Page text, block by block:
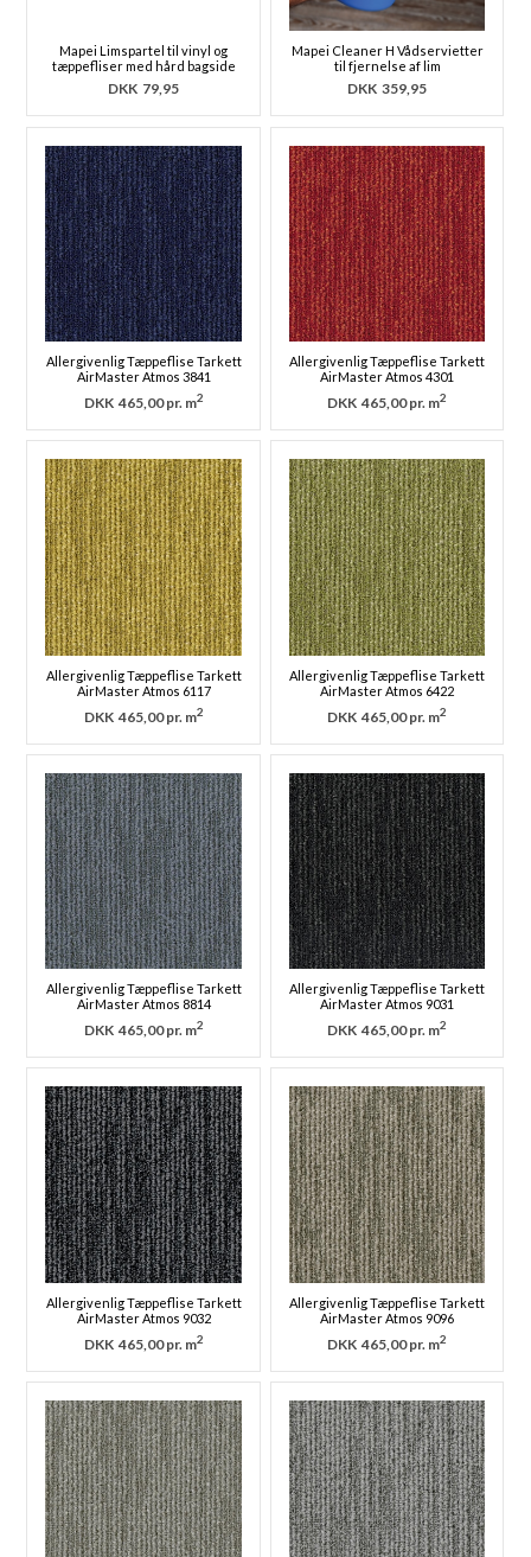
Mapei Limspartel til vinyl og
tæppefliser med hård bagside
DKK 79,95
Mapei Cleaner H Vådservietter
til fjernelse af lim
DKK359,95
Allergivenlig Tæppeflise Tarkett
AirMaster Atmos 3841
DKK465,00 pr. m2
Allergivenlig Tæppeflise Tarkett
AirMaster Atmos 4301
DKK465,00 pr. m2
Allergivenlig Tæppeflise Tarkett
AirMaster Atmos 6117
DKK465,00 pr. m2
Allergivenlig Tæppeflise Tarkett
AirMaster Atmos 6422
DKK465,00 pr. m2
Allergivenlig Tæppeflise Tarkett
AirMaster Atmos 8814
DKK465,00 pr. m2
Allergivenlig Tæppeflise Tarkett
AirMaster Atmos 9031
DKK465,00 pr. m2
Allergivenlig Tæppeflise Tarkett
AirMaster Atmos 9032
DKK465,00 pr. m2
Allergivenlig Tæppeflise Tarkett
AirMaster Atmos 9096
DKK465,00 pr. m2